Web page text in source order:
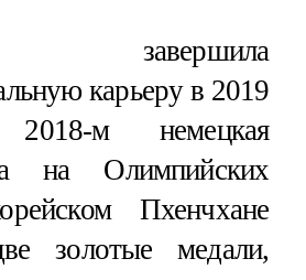
карьеру в 2019
м немецкая
на Олимпийских
Пхенчхане
золотые медали,